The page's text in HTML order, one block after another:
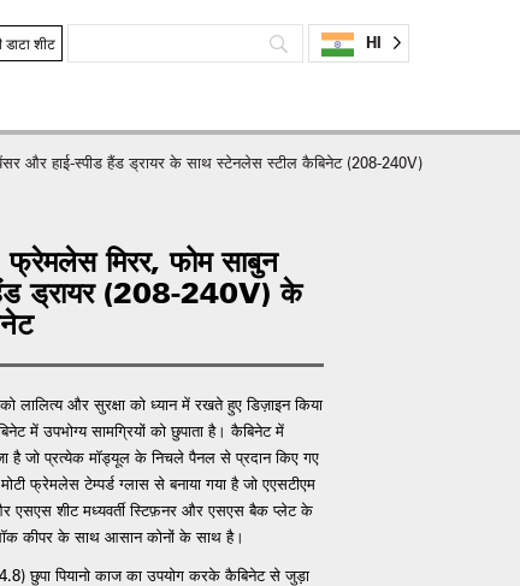
शीट HI
और हाई-स्पीड हैंड ड्रायर के साथ स्टेनलेस स्टील कैबिनेट (208-240V)
फ्रेमलेस मिरर, फोम साबुन
ड्रायर (208-240V) के
लालित्य और सुरक्षा को ध्यान में रखते हुए डिज़ाइन किया
में उपभोग्य सामग्रियों को छुपाता है। कैबिनेट में
है जो प्रत्येक मॉड्यूल के निचले पैनल से प्रदान किए गए
फ्रेमलेस टेम्पर्ड ग्लास से बनाया गया है जो एएसटीएम
एसएस शीट मध्यवर्ती स्टिफ़नर और एसएस बैक प्लेट के
कीपर के साथ आसान कोनों के साथ है।
छुपा पियानो काज का उपयोग करके कैबिनेट से जुड़ा